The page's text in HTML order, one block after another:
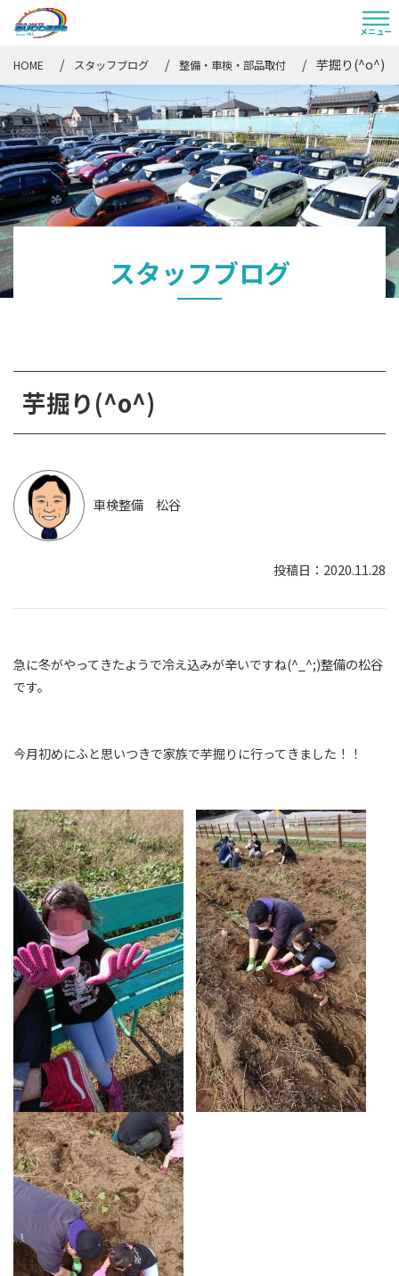
HOME スタッフブログ 整備・車検・部品取付 芋掘り(^o^)
スタッフブログ
芋掘り(^o^)
車検整備 松谷
2020.11.28
急に冬がやってきたようで冷え込みが辛いですね(^_^;)整備の松谷
です。
今月初めにふと思いつきで家族で芋掘りに行ってきました！！